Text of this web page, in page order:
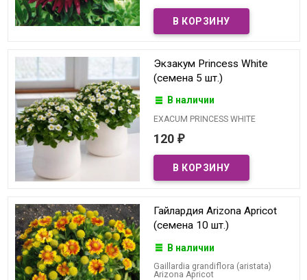
Экзакум Princess White
(семена 5 шт.)
В наличии
EXACUM PRINCESS WHITE
120 ₽
Гайлардия Arizona Apricot
(семена 10 шт.)
В наличии
Gaillardia grandiflora (aristata)
Arizona Apricot